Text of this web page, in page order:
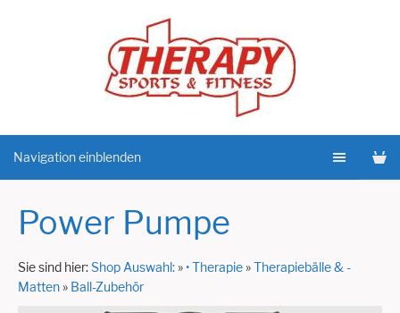
Navigation einblenden
Power Pumpe
Sie sind hier:Shop Auswahl:»• Therapie»Therapiebälle & -
Matten» Ball-Zubehör